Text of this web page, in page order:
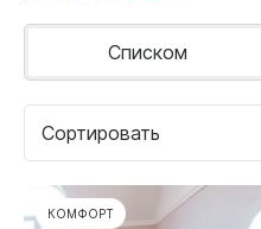
Сортировать
Списком
КОМФОРТ